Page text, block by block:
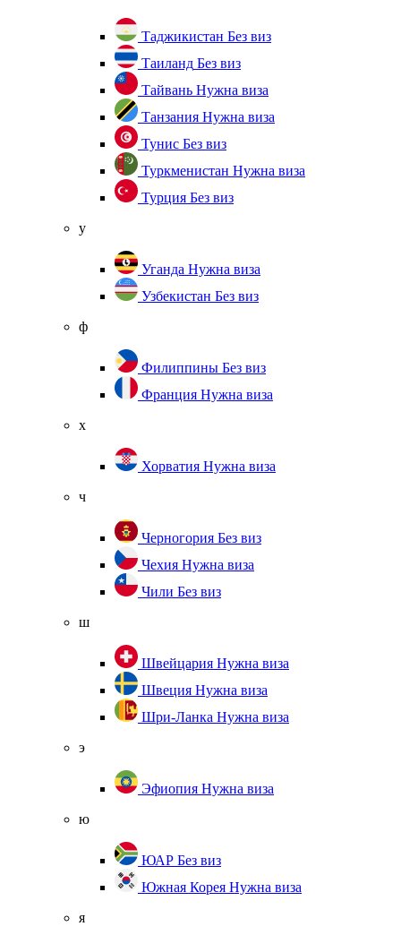
Таджикистан Без виз
Таиланд Без виз
Тайвань Нужна виза
Танзания Нужна виза
Тунис Без виз
Туркменистан Нужна виза
Турция Без виз
у
Уганда Нужна виза
Узбекистан Без виз
ф
Филиппины Без виз
Франция Нужна виза
х
Хорватия Нужна виза
ч
Черногория Без виз
Чехия Нужна виза
Чили Без виз
ш
Швейцария Нужна виза
Швеция Нужна виза
Шри-Ланка Нужна виза
э
Эфиопия Нужна виза
ю
ЮАР Без виз
Южная Корея Нужна виза
я